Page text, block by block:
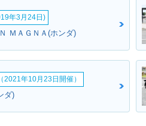
年3月24日)
ＭＡＧＮＡ(ホンダ)
2021年10月23日開催）
ダ)